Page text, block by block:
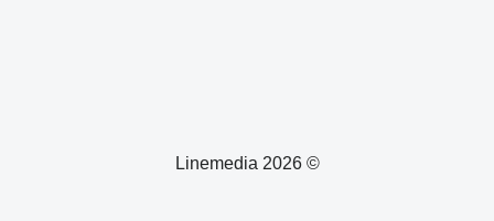
© 2026 Linemedia